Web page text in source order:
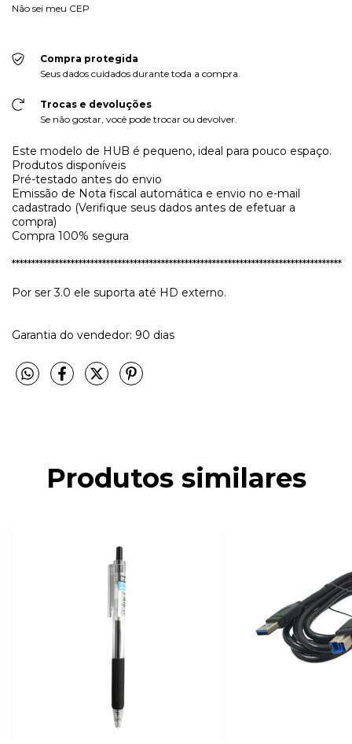
Não sei meu CEP
Compra protegida
Seus dados cuidados durante toda a compra.
Trocas e devoluções
Se não gostar, você pode trocar ou devolver.
Este modelo de HUB é pequeno, ideal para pouco espaço.
Produtos disponíveis
Pré-testado antes do envio
Emissão de Nota fiscal automática e envio no e-mail
cadastrado (Verifique seus dados antes de efetuar a
compra)
Compra 100% segura
************************************************************************************
Por ser 3.0 ele suporta até HD externo.
Garantia do vendedor: 90 dias
Produtos similares